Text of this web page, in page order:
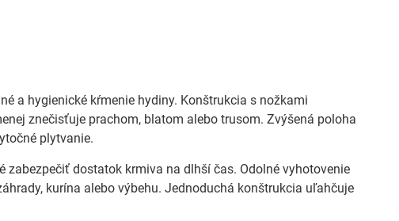
a hygienické kŕmenie hydiny. Konštrukcia s nožkami
znečisťuje prachom, blatom alebo trusom. Zvýšená poloha
plytvanie.
dostatok krmiva na dlhší čas. Odolné vyhotovenie
kurína alebo výbehu. Jednoduchá konštrukcia uľahčuje